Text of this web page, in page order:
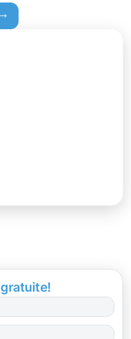
gratuite!